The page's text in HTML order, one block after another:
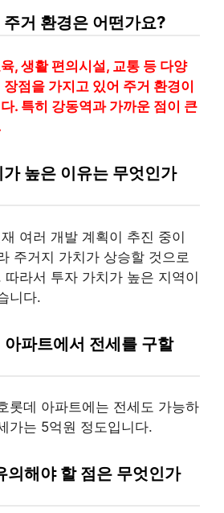
거 환경은 어떤가요?
, 생활 편의시설, 교통 등 다양
점을 가지고 있어 주거 환경이
. 특히 강동역과 가까운 점이 큰
높은 이유는 무엇인가
여러 개발 계획이 추진 중이
주거지 가치가 상승할 것으로
따라서 투자 가치가 높은 지역이
니다.
파트에서 전세를 구할
롯데 아파트에는 전세도 가능하
가는 5억원 정도입니다.
의해야 할 점은 무엇인가